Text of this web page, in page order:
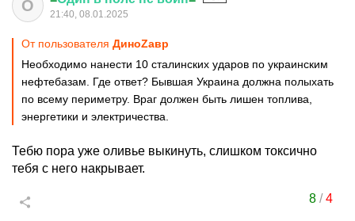
О 21:40, 08.01.2025
От пользователя ДиноZавp
Необходимо нанести 10 сталинских ударов по украинским
нефтебазам. Где ответ? Бывшая Украина должна полыхать
по всему периметру. Враг должен быть лишен топлива,
энергетики и электричества.
Тебю пора уже оливье выкинуть, слишком токсично
тебя с него накрывает.
8/4